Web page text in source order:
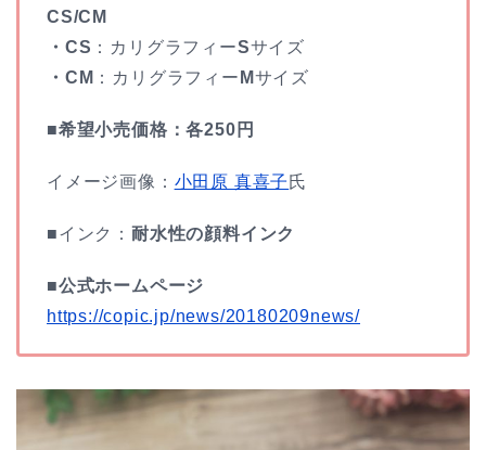
CS/CM
・CS ：カリグラフィーSサイズ
・CM ：カリグラフィー Mサイズ
■希望小売価格：各250円
イメージ画像： 小田原 真喜子 氏
■インク： 耐水性の顔料インク
■公式ホームページ
https://copic.jp/news/20180209news/